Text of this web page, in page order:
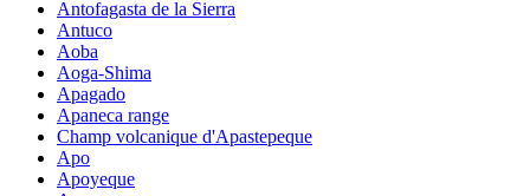
Antofagasta de la Sierra
Antuco
Aoba
Aoga-Shima
Apagado
Apaneca range
Champ volcanique d'Apastepeque
Apo
Apoyeque